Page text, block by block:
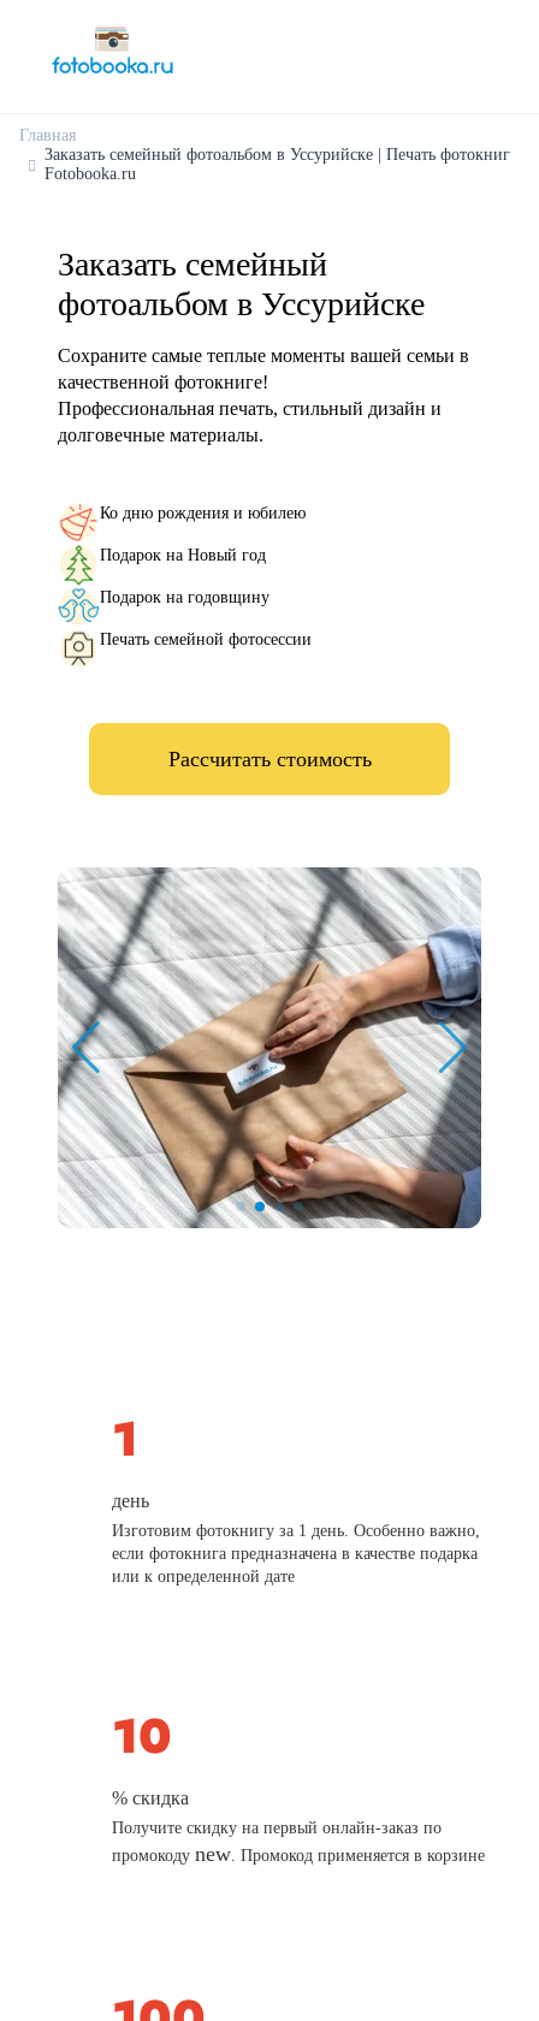
Главная
Заказать семейный фотоальбом в Уссурийске | Печать фотокниг
Fotobooka.ru
Заказать семейный
фотоальбом в Уссурийске
Сохраните самые теплые моменты вашей семьи в
качественной фотокниге!
Профессиональная печать, стильный дизайн и
долговечные материалы.
Ко дню рождения и юбилею
Подарок на Новый год
Подарок на годовщину
Печать семейной фотосессии
Рассчитать стоимость
день
Изготовим фотокнигу за 1 день. Особенно важно,
если фотокнига предназначена в качестве подарка
или к определенной дате
% скидка
Получите скидку на первый онлайн-заказ по
промокодуnew. Промокод применяется в корзине